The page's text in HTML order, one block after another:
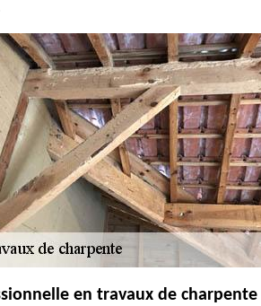
en travaux de charpente